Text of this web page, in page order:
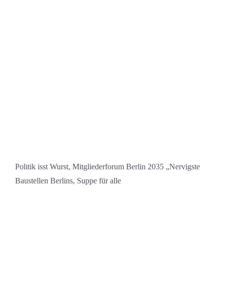
Politik isst Wurst, Mitgliederforum Berlin 2035 „Nervigste
Baustellen Berlins, Suppe für alle